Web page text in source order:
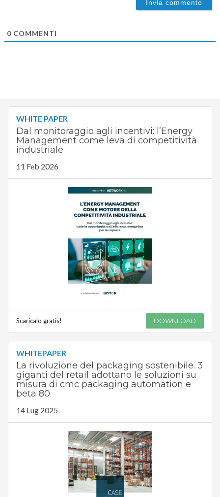
0COMMENTI
WHITE PAPER
Dal monitoraggio agli incentivi: l’Energy
Management come leva di competitività
industriale
11 Feb 2026
Scaricalo gratis! DOWNLOAD
WHITEPAPER
La rivoluzione del packaging sostenibile. 3
giganti del retail adottano le soluzioni su
misura di cmc packaging automation e
beta 80
14 Lug 2025